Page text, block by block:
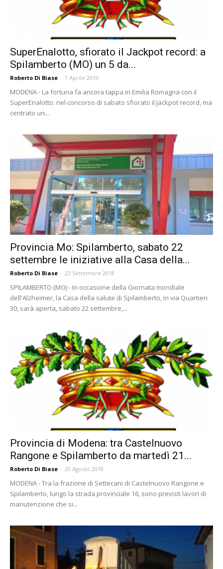
SuperEnalotto, sfiorato il Jackpot record: a
Spilamberto (MO) un 5 da...
Roberto Di Biase - 1 Aprile 2019
MODENA - La fortuna fa ancora tappa in Emilia Romagna con il
SuperEnalotto: nel concorso di sabato sfiorato il Jackpot record, ma
centrato un...
Provincia Mo: Spilamberto, sabato 22
settembre le iniziative alla Casa della...
Roberto Di Biase - 22 Settembre 2018
SPILAMBERTO (MO) - In occasione della Giornata mondiale
dell'Alzheimer, la Casa della salute di Spilamberto, in via Quartieri
30, sarà aperta, sabato 22 settembre,...
Provincia di Modena: tra Castelnuovo
Rangone e Spilamberto da martedì 21...
Roberto Di Biase - 20 Agosto 2018
MODENA - Tra la frazione di Settecani di Castelnuovo Rangone e
Spilamberto, lungo la strada provinciale 16, sono previsti lavori di
manutenzione che si...